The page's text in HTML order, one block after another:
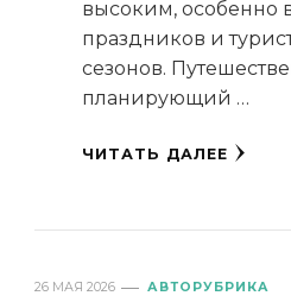
высоким, особенно
праздников и
сезонов.
планирующий …
ЧИТАТЬ ДАЛЕЕ
26 МАЯ 2026 АВТОРУБРИКА